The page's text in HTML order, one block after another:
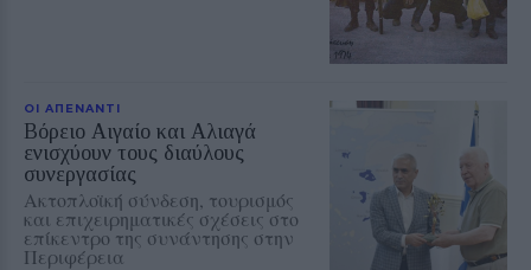
ΟΙ ΑΠΕΝΑΝΤΙ
Βόρειο Αιγαίο και Αλιαγά
ενισχύουν τους διαύλους
συνεργασίας
Ακτοπλοϊκή σύνδεση, τουρισμός
και επιχειρηματικές σχέσεις στο
επίκεντρο της συνάντησης στην
Περιφέρεια